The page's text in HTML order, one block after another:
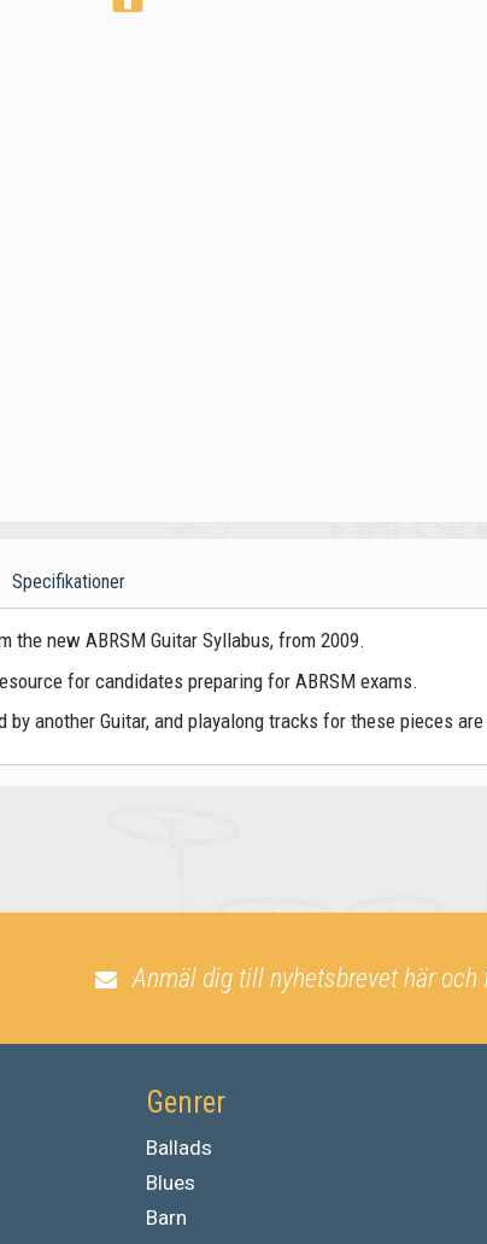
Specifikationer
the new ABRSM Guitar Syllabus, from 2009.
for candidates preparing for ABRSM exams.
by another Guitar, and playalong tracks for these pieces
Anmäl dig till nyhetsbrevet här och
Genrer
Ballads
Blues
Barn